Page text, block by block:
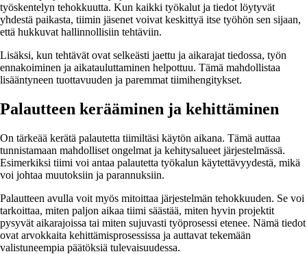
työskentelyn tehokkuutta. Kun kaikki työkalut ja tiedot löytyvät
yhdestä paikasta, tiimin jäsenet voivat keskittyä itse työhön sen sijaan,
että hukkuvat hallinnollisiin tehtäviin.
Lisäksi, kun tehtävät ovat selkeästi jaettu ja aikarajat tiedossa, työn
ennakoiminen ja aikatauluttaminen helpottuu. Tämä mahdollistaa
lisääntyneen tuottavuuden ja paremmat tiimihengitykset.
Palautteen kerääminen ja kehittäminen
On tärkeää kerätä palautetta tiimiltäsi käytön aikana. Tämä auttaa
tunnistamaan mahdolliset ongelmat ja kehitysalueet järjestelmässä.
Esimerkiksi tiimi voi antaa palautetta työkalun käytettävyydestä, mikä
voi johtaa muutoksiin ja parannuksiin.
Palautteen avulla voit myös mitoittaa järjestelmän tehokkuuden. Se voi
tarkoittaa, miten paljon aikaa tiimi säästää, miten hyvin projektit
pysyvät aikarajoissa tai miten sujuvasti työprosessi etenee. Nämä tiedot
ovat arvokkaita kehittämisprosessissa ja auttavat tekemään
valistuneempia päätöksiä tulevaisuudessa.